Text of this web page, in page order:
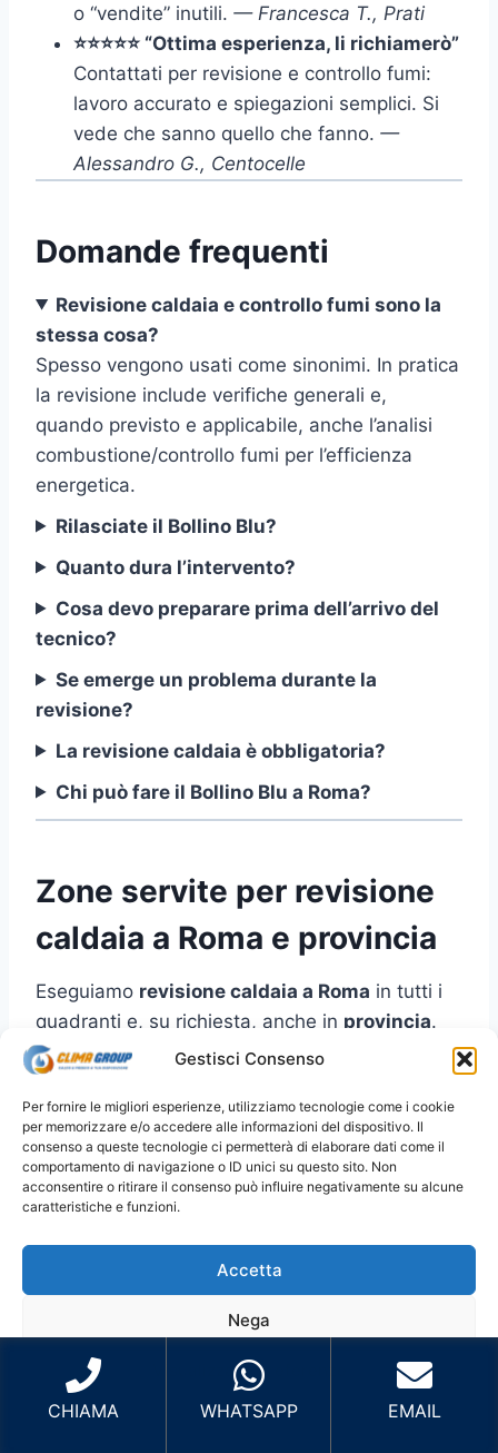
Gestisci Consenso
Per fornire le migliori esperienze, utilizziamo tecnologie come i cookie
per memorizzare e/o accedere alle informazioni del dispositivo. Il
consenso a queste tecnologie ci permetterà di elaborare dati come il
comportamento di navigazione o ID unici su questo sito. Non
acconsentire o ritirare il consenso può influire negativamente su alcune
caratteristiche e funzioni.
Accetta
Nega
Visualizza le preferenze
Cookie PolicyPrivacy Policy
o “vendite” inutili. — Francesca T., Prati
⭐⭐⭐⭐⭐ “Ottima esperienza, li richiamerò”
Contattati per revisione e controllo fumi:
lavoro accurato e spiegazioni semplici. Si
vede che sanno quello che fanno. —
Alessandro G., Centocelle
Domande frequenti
Revisione caldaia e controllo fumi sono la
stessa cosa?
Spesso vengono usati come sinonimi. In pratica
la revisione include verifiche generali e,
quando previsto e applicabile, anche l’analisi
combustione/controllo fumi per l’efficienza
energetica.
Rilasciate il Bollino Blu?
Quanto dura l’intervento?
Cosa devo preparare prima dell’arrivo del
tecnico?
Se emerge un problema durante la
revisione?
La revisione caldaia è obbligatoria?
Chi può fare il Bollino Blu a Roma?
Zone servite per revisione
caldaia a Roma e provincia
Eseguiamo revisione caldaia a Roma in tutti i
quadranti e, su richiesta, anche in provincia.
Per prenotare più velocemente, indica
zona/quartiere
Roma Centro: Centro Storico, Prati,
Trastevere, Aventino, San Giovanni e zone
limitrofe.
Flaminio, Fleming, Monte Mario e zone
limitrofe.
: Tiburtina, Prenestina,
Tuscolana, Centocelle, Cinecittà, Tor
Vergata e zone limitrofe.
Roma Sud
: EUR, Ostiense, Garbatella,
CHIAMA WHATSAPP EMAIL